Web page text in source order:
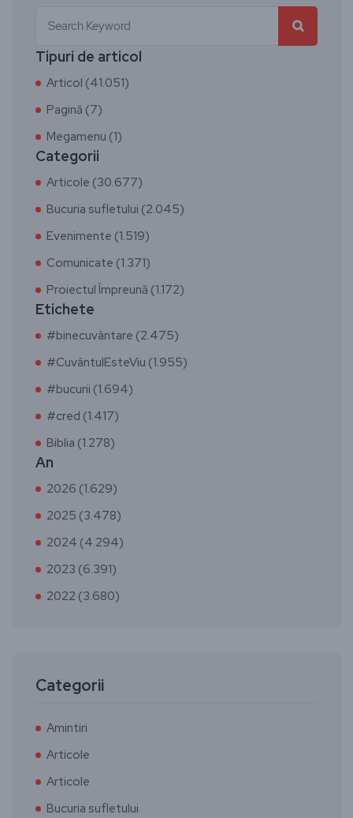
Tipuri de articol
Articol (41.051)
Pagină (7)
Megamenu (1)
Categorii
Articole (30.677)
Bucuria sufletului (2.045)
Evenimente (1.519)
Comunicate (1.371)
Proiectul Împreună (1.172)
Etichete
#binecuvântare (2.475)
#CuvântulEsteViu (1.955)
#bucurii (1.694)
#cred (1.417)
Biblia (1.278)
An
2026 (1.629)
2025 (3.478)
2024 (4.294)
2023 (6.391)
2022 (3.680)
Categorii
Amintiri
Articole
Articole
Bucuria sufletului